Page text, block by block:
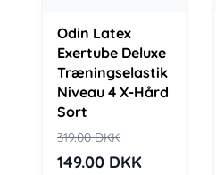
Odin Latex
Exertube Deluxe
Træningselastik
Niveau 4 X-Hård
Sort
319.00DKK
149.00 DKK